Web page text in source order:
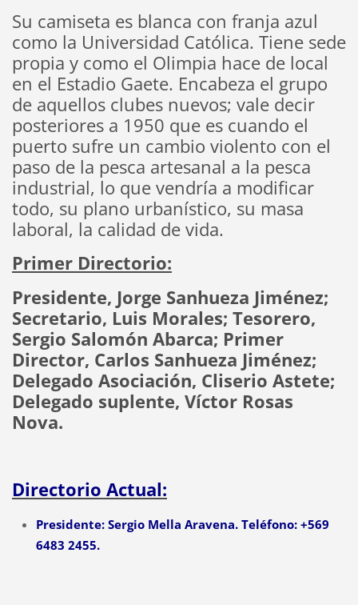
Su camiseta es blanca con franja azul
como la Universidad Católica. Tiene sede
propia y como el Olimpia hace de local
en el Estadio Gaete. Encabeza el grupo
de aquellos clubes nuevos; vale decir
posteriores a 1950 que es cuando el
puerto sufre un cambio violento con el
paso de la pesca artesanal a la pesca
industrial, lo que vendría a modificar
todo, su plano urbanístico, su masa
laboral, la calidad de vida.
Primer Directorio:
Presidente, Jorge Sanhueza Jiménez;
Secretario, Luis Morales; Tesorero,
Sergio Salomón Abarca; Primer
Director, Carlos Sanhueza Jiménez;
Delegado Asociación, Cliserio Astete;
Delegado suplente, Víctor Rosas
Nova.
Directorio Actual:
Presidente: Sergio Mella Aravena. Teléfono: +569
6483 2455.